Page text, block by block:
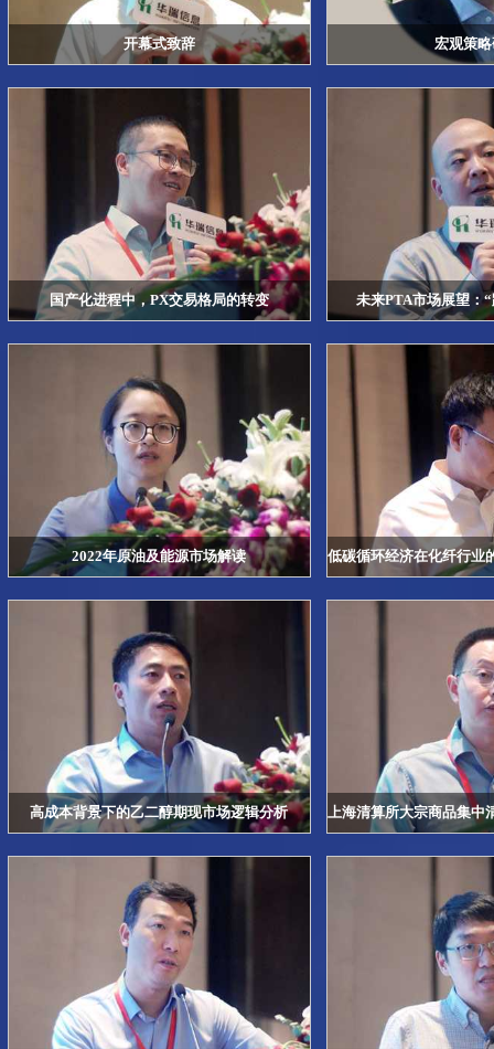
开幕式致辞 宏观策
国产化进程中，PX交易格局的转变 未来PTA市场展望：
2022年原油及能源市场解读 低碳循环经济在化纤行
高成本背景下的乙二醇期现市场逻辑分析 上海清算所大宗商品集中